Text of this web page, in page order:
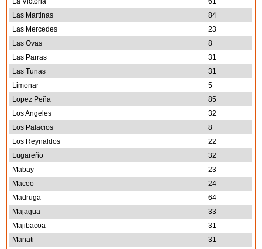
Las Martinas
84
Las Mercedes
23
Las Ovas
8
Las Parras
31
Las Tunas
31
Limonar
5
Lopez Peña
85
Los Angeles
32
Los Palacios
8
Los Reynaldos
22
Lugareño
32
Mabay
23
Maceo
24
Madruga
64
Majagua
33
Majibacoa
31
Manati
31